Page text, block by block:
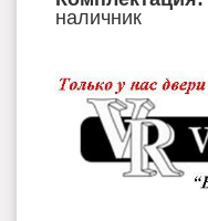
наличник